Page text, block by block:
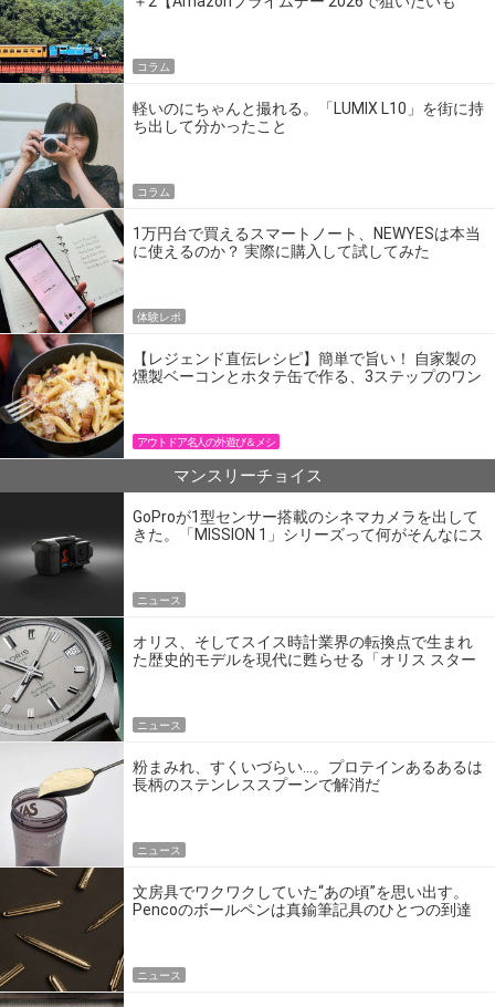
コラム
軽いのにちゃんと撮れる。「LUMIX L10」を街に持
ち出して分かったこと
コラム
1万円台で買えるスマートノート、NEWYESは本当
に使えるのか？ 実際に購入して試してみた
体験レポ
【レジェンド直伝レシピ】簡単で旨い！ 自家製の
燻製ベーコンとホタテ缶で作る、3ステップのワン
アウトドア名人の外遊び＆メシ
マンスリーチョイス
GoProが1型センサー搭載のシネマカメラを出して
きた。「MISSION 1」シリーズって何がそんなにス
ニュース
オリス、そしてスイス時計業界の転換点で生まれ
た歴史的モデルを現代に甦らせる「オリス スター
ニュース
粉まみれ、すくいづらい…。プロテインあるあるは
長柄のステンレススプーンで解消だ
ニュース
文房具でワクワクしていた“あの頃”を思い出す。
Pencoのボールペンは真鍮筆記具のひとつの到達
ニュース